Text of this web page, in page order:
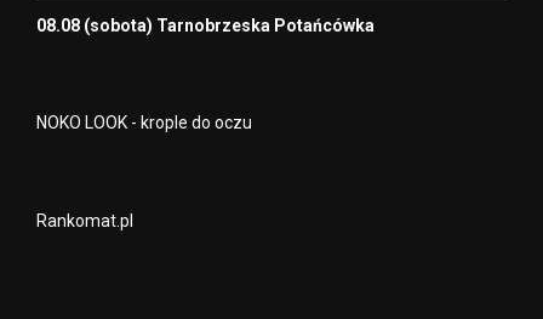
08.08 (sobota) Tarnobrzeska Potańcówka
NOKO LOOK - krople do oczu
Rankomat.pl